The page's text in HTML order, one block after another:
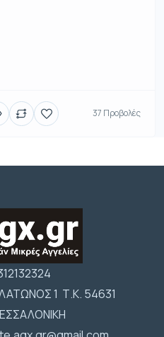
37 Προβολές
1 Τ.Κ. 54631